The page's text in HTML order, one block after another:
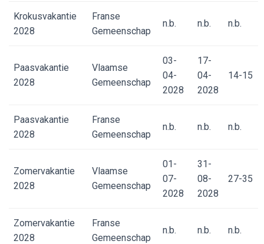
Krokusvakantie
2028
Franse
Gemeenschap
n.b. n.b. n.b.
Paasvakantie
2028
Vlaamse
Gemeenschap
03-
04-
2028
17-
04-
2028
14-15
Paasvakantie
2028
Franse
Gemeenschap
n.b. n.b. n.b.
Zomervakantie
2028
Vlaamse
Gemeenschap
01-
07-
2028
31-
08-
2028
27-35
Zomervakantie
2028
Franse
Gemeenschap
n.b. n.b. n.b.